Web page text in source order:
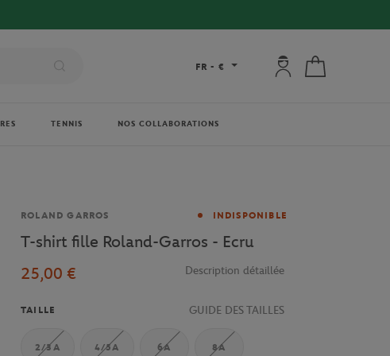
FR - € Mon compte : se
TENNIS NOS COLLABORATIONS
Marque
ROLAND GARROS INDISPONIBLE
T-shirt fille Roland-Garros - Ecru
25,00 €
Description détaillée
TAILLE GUIDE DES TAILLES
2/3A 4/5A 6A 8A